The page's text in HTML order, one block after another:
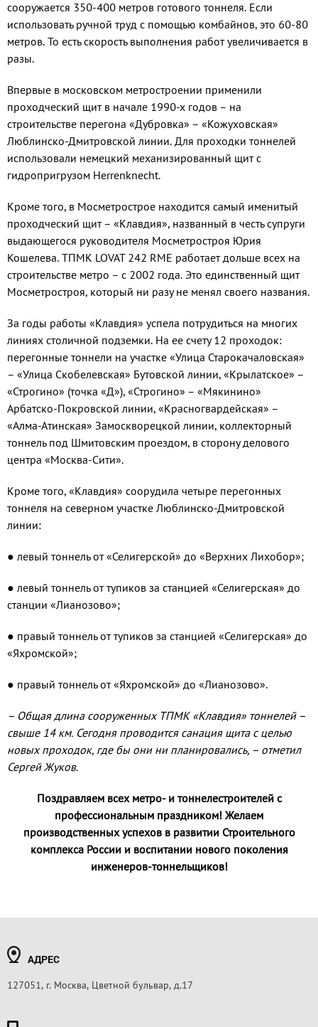
сооружается 350-400 метров готового тоннеля. Если
использовать ручной труд с помощью комбайнов, это 60-80
метров. То есть скорость выполнения работ увеличивается в
разы.
Впервые в московском метростроении применили
проходческий щит в начале 1990-х годов – на
строительстве перегона «Дубровка» – «Кожуховская»
Люблинско-Дмитровской линии. Для проходки тоннелей
использовали немецкий механизированный щит с
гидропригрузом Herrenknecht.
Кроме того, в Мосметрострое находится самый именитый
проходческий щит – «Клавдия», названный в честь супруги
выдающегося руководителя Мосметростроя Юрия
Кошелева. ТПМК LOVAT 242 RME работает дольше всех на
строительстве метро – с 2002 года. Это единственный щит
Мосметростроя, который ни разу не менял своего названия.
За годы работы «Клавдия» успела потрудиться на многих
линиях столичной подземки. На ее счету 12 проходок:
перегонные тоннели на участке «Улица Старокачаловская»
– «Улица Скобелевская» Бутовской линии, «Крылатское» –
«Строгино» (точка «Д»), «Строгино» – «Мякинино»
Арбатско-Покровской линии, «Красногвардейская» –
«Алма-Атинская» Замоскворецкой линии, коллекторный
тоннель под Шмитовским проездом, в сторону делового
центра «Москва-Сити».
Кроме того, «Клавдия» соорудила четыре перегонных
тоннеля на северном участке Люблинско-Дмитровской
линии:
● левый тоннель от «Селигерской» до «Верхних Лихобор»;
● левый тоннель от тупиков за станцией «Селигерская» до
станции «Лианозово»;
● правый тоннель от тупиков за станцией «Селигерская» до
«Яхромской»;
● правый тоннель от «Яхромской» до «Лианозово».
– Общая длина сооруженных ТПМК «Клавдия» тоннелей –
свыше 14 км. Сегодня проводится санация щита с целью
новых проходок, где бы они ни планировались, – отметил
Сергей Жуков.
Поздравляем всех метро- и тоннелестроителей с
профессиональным праздником! Желаем
производственных успехов в развитии Строительного
комплекса России и воспитании нового поколения
инженеров-тоннельщиков!
АДРЕС
127051, г. Москва, Цветной бульвар, д.17